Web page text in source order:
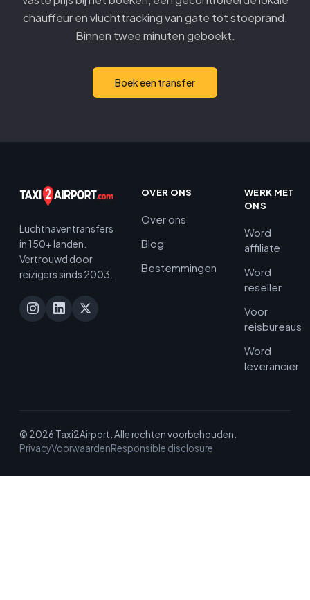
chauffeur en vluchttracking van gate tot stoeprand.
Binnen twee minuten geboekt.
Boek een transfer
Luchthaventransfers
in 150+ landen.
Vertrouwd door
reizigers sinds 2003.
OVER ONS
Over ons
Blog
Bestemmingen
WERK MET
ONS
Word
affiliate
Word
reseller
Voor
reisbureaus
Word
leverancier
© 2026 Taxi2Airport. Alle rechten voorbehouden.
PrivacyVoorwaardenResponsible disclosure